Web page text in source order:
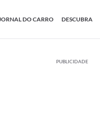
DO CARRO DESCUBRA
PUBLICIDADE